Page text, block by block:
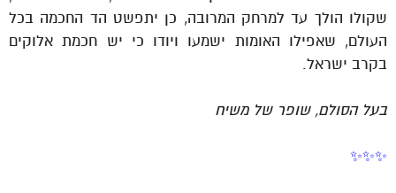
שקולו הולך עד למרחק המרובה, כן יתפשט הד החכמה בכל
העולם, שאפילו האומות ישמעו ויודו כי יש חכמת אלוקים
בקרב ישראל.
בעל הסולם, שופר של משיח
✨✨✨